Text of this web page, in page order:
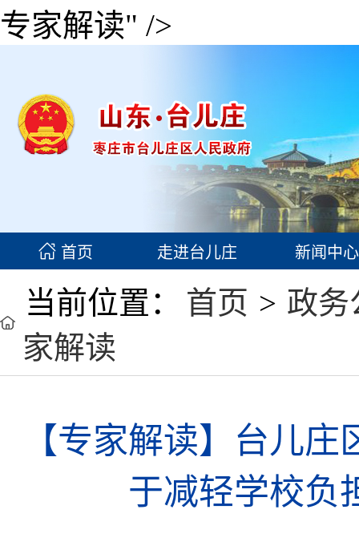
专家解读" />
首页 走进台儿庄 新闻中心
当前位置： 首页 > 政务
家解读
【专家解读】台儿
于减轻学校负